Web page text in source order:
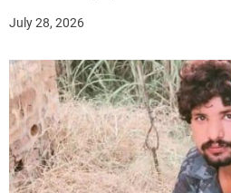
July 28, 2026